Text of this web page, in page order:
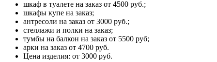
шкаф в туалете на заказ от 4500 руб.;
шкафы купе на заказ;
антресоли на заказ от 3000 руб.;
стеллажи и полки на заказ;
тумбы на балкон на заказ от 5500 руб;
арки на заказ от 4700 руб.
Цена изделия: от 3000 руб.